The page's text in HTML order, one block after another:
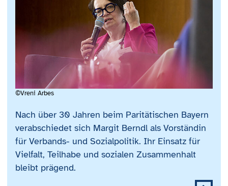
©Vreni Arbes
Nach über 30 Jahren beim Paritätischen Bayern
verabschiedet sich Margit Berndl als Vorständin
für Verbands- und Sozialpolitik. Ihr Einsatz für
Vielfalt, Teilhabe und sozialen Zusammenhalt
bleibt prägend.